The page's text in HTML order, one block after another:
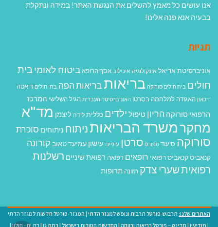
אנו עושים כל מאמץ להשלים את הנגשת האתר! במידה ונתקלת
בבעיה אנא פנה אלינו!
תגיות
אוניברסיטת אריאל אונקולוגיה איכילוב אסף הרופא ביטוח לאומיבית
חולים בית חולים סורוקה בריאותבריאות הפה בתי חולים דיאטה
דיכאון האגודה למלחמה בסרטן האוניברסיטה העברית הגיל השלישי המרכז
הרפואי סורוקה הריון טיפול ילדים כללית לידה ליצמן מד"א
מחקרמשרד הבריאותניתוח ניתוחים סוכרת
סורוקה סיעוד ספורט סרטן עיניים עישון עמיעד טאוב קורונה
קנאביסקנאביס רפואי רופאים רפואה רפואת שיניים רשלנות
רפואיתשערי צדק תזונה תרופות
האתרים שלנו: תרבוש-פורטל תרבות ונופש למגזר הדתי | המגזר-פורטל חדשות למגזר הדתי
| מודיעין | מדינט – פורטל בריאות ורווחה | החדשות הטובות בישראל | רמת גן | בת ים - חולון|